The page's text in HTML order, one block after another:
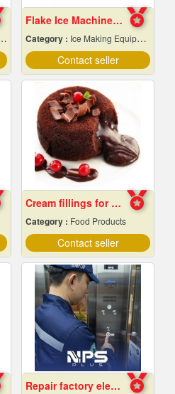
Flake Ice Machine Chiang Mai
Category : Ice Making Equipment & Machines
Contact seller
Cream fillings for bread
Category : Food Products
Contact seller
Repair factory elevators, warehouses